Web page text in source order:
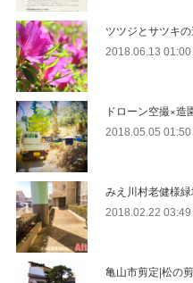
ツツジとサツキ
2018.06.13 01:00
ドローン空撮×造
2018.05.05 01:50
みえ川村老健様
2018.02.22 03:49
亀山市剪定|松の